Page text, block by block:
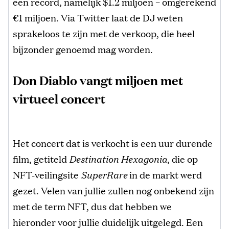
€1 miljoen. Via Twitter laat de DJ weten
sprakeloos te zijn met de verkoop, die heel
bijzonder genoemd mag worden.
Don Diablo vangt miljoen met
virtueel concert
Het concert dat is verkocht is een uur durende
film, getiteld Destination Hexagonia, die op
NFT-veilingsite SuperRarein de markt werd
gezet. Velen van jullie zullen nog onbekend zijn
met de term NFT, dus dat hebben we
hieronder voor jullie duidelijk uitgelegd. Een